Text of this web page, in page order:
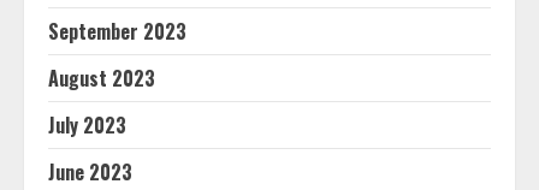
September 2023
August 2023
July 2023
June 2023